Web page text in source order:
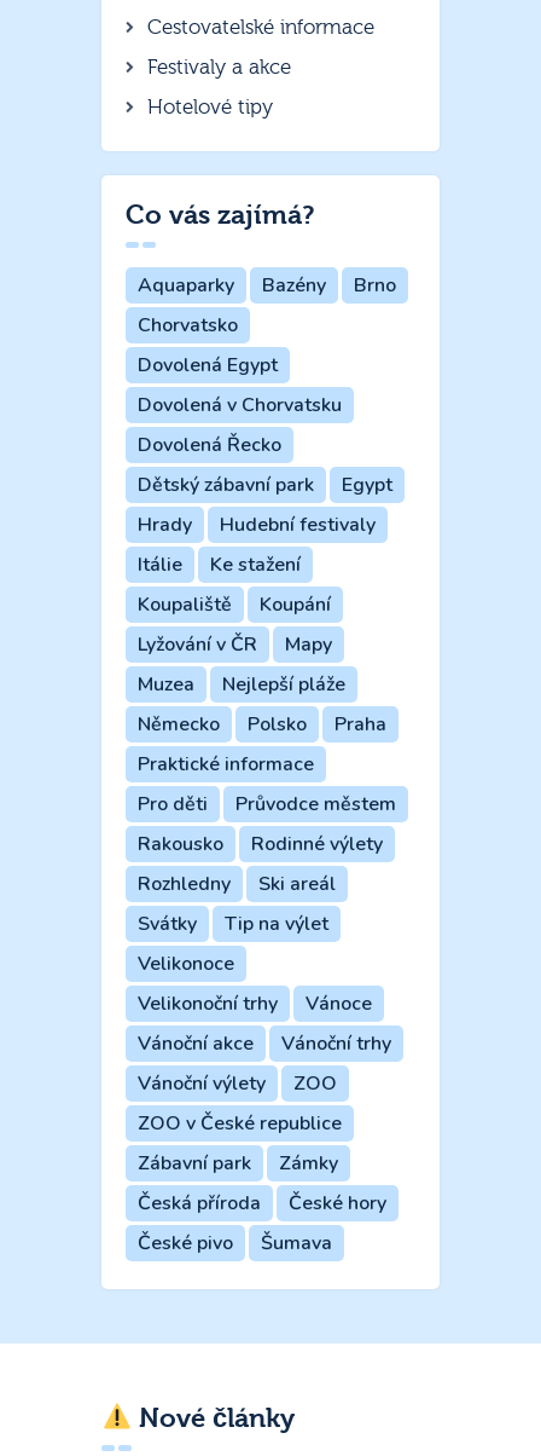
Cestovatelské informace
Festivaly a akce
Hotelové tipy
Co vás zajímá?
Aquaparky Bazény
Brno
Chorvatsko
Dovolená Egypt
Dovolená v Chorvatsku
Dovolená Řecko
Dětský zábavní park
Egypt
Hrady
Hudební festivaly
Itálie
Ke stažení
Koupaliště
Koupání
Lyžování v ČR
Mapy
Muzea
Nejlepší pláže
Německo
Polsko
Praha
Praktické informace
Pro děti
Průvodce městem
Rakousko
Rodinné výlety
Rozhledny
Ski areál
Svátky
Tip na výlet
Velikonoce
Velikonoční trhy
Vánoce
Vánoční akce
Vánoční trhy
Vánoční výlety
ZOO
ZOO v České republice
Zábavní park
Zámky
Česká příroda
České hory
České pivo
Šumava
Nové články